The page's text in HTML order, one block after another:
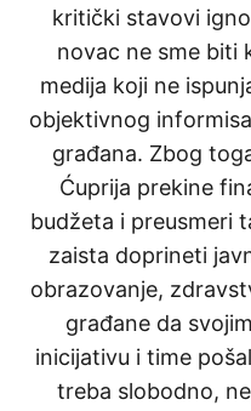
kritički stavovi
novac ne sme biti
medija koji ne
objektivnog
građana. Zbog
Ćuprija prekine
budžeta i preusmeri
zaista doprineti
obrazovanje,
građane da
inicijativu i time
treba slobodno,